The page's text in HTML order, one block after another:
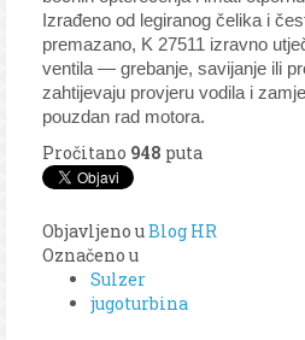
Izrađeno od legiranog čelika i
premazano, K 27511 izravno
ventila — grebanje, savijanje ili
zahtijevaju provjeru vodila i
pouzdan rad motora.
Pročitano 948 puta
Objavljeno uBlog HR
Označeno u
Sulzer
jugoturbina